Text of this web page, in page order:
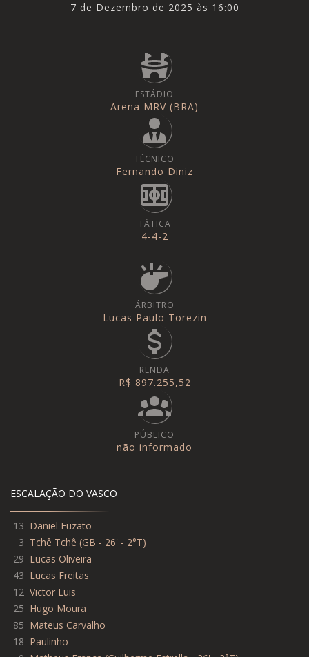
7 de Dezembro de 2025 às 16:00
ESTÁDIO
Arena MRV (BRA)
TÉCNICO
Fernando Diniz
TÁTICA
4-4-2
ÁRBITRO
Lucas Paulo Torezin
RENDA
R$ 897.255,52
PÚBLICO
não informado
ESCALAÇÃO DO VASCO
13 Daniel Fuzato
3 Tchê Tchê (GB - 26' - 2°T)
29 Lucas Oliveira
43 Lucas Freitas
12 Victor Luis
25 Hugo Moura
85 Mateus Carvalho
18 Paulinho